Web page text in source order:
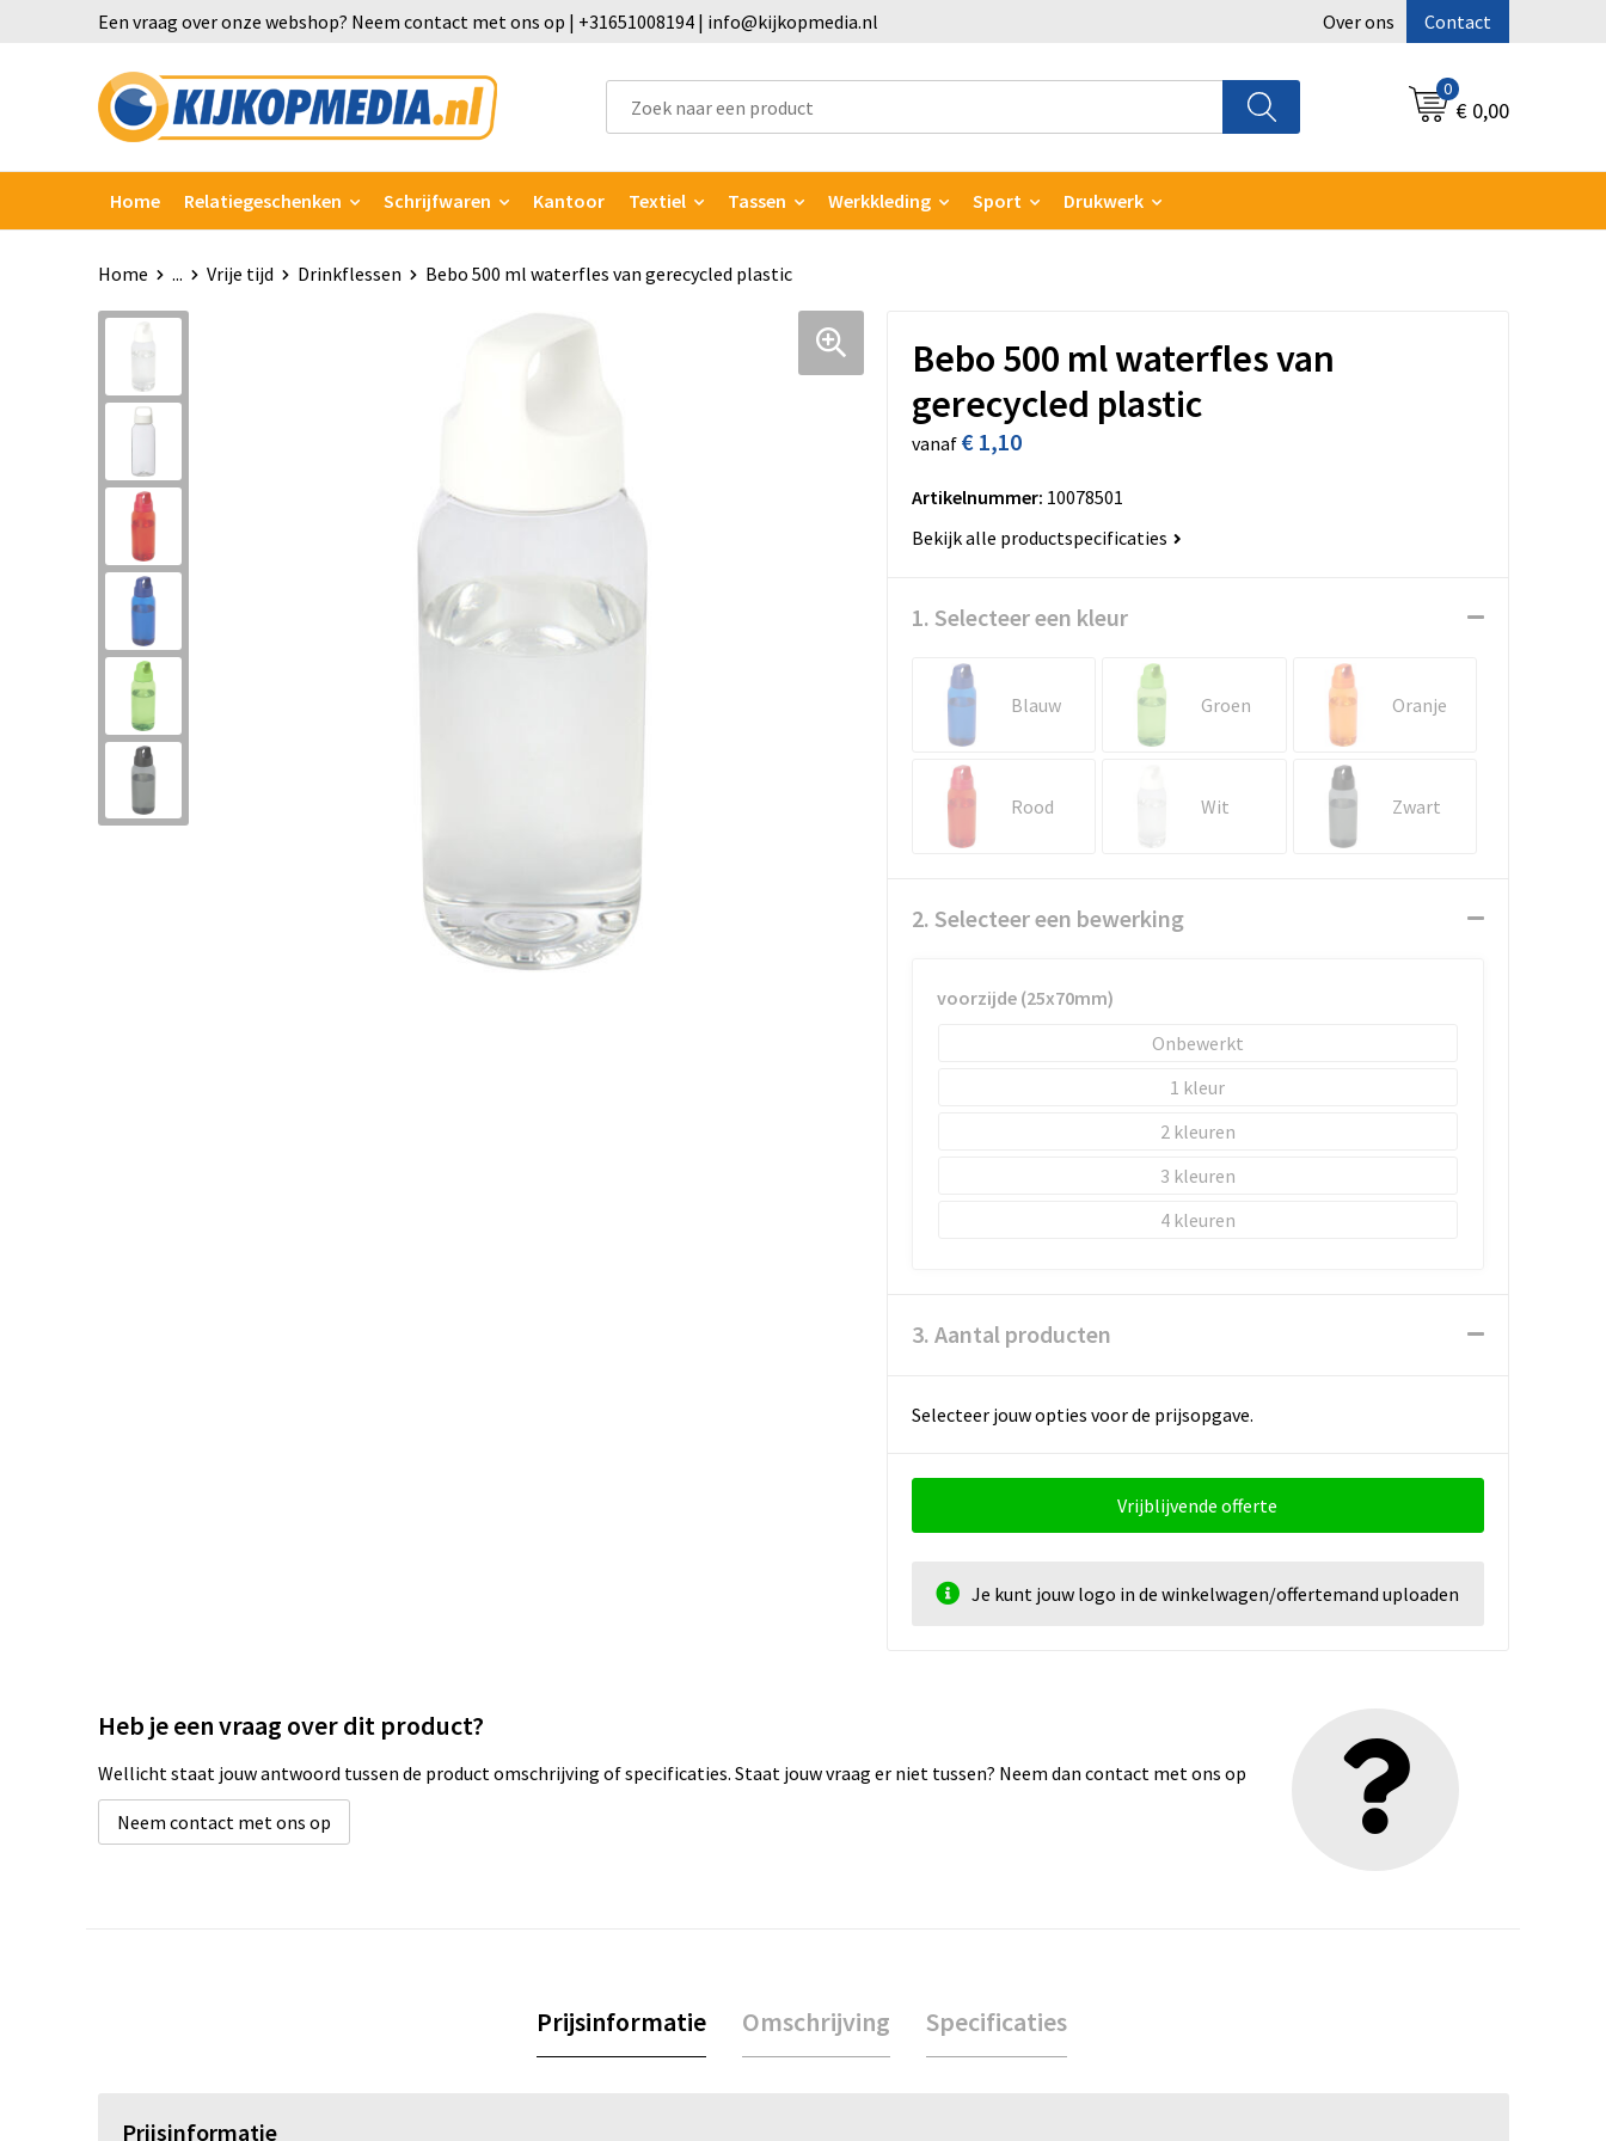
Een vraag over onze webshop? Neem contact met ons op | +31651008194 | info@kijkopmedia.nl Over ons Contact
0
€ 0,00
Home Relatiegeschenken Schrijfwaren Kantoor Textiel Tassen Werkkleding Sport Drukwerk
Home ... Vrije tijd Drinkflessen Bebo 500 ml waterfles van gerecycled plastic
Bebo 500 ml waterfles van
gerecycled plastic
vanaf € 1,10
Artikelnummer: 10078501
Bekijk alle productspecificaties
1. Selecteer een kleur
Blauw Groen Oranje
Rood Wit Zwart
2. Selecteer een bewerking
voorzijde (25x70mm)
Onbewerkt
1
2
3
4
3. Aantal producten
Selecteer jouw opties voor de prijsopgave.
Vrijblijvende offerte
Je kunt jouw logo in de winkelwagen/offertemand uploaden
Heb je een vraag over dit product?
Wellicht staat jouw antwoord tussen de product omschrijving of specificaties. Staat jouw vraag er niet tussen? Neem dan contact met ons op
Neem contact met ons op
Prijsinformatie Omschrijving Specificaties
Prijsinformatie